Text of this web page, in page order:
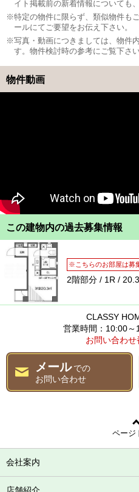
イト掲載前の新着情報についても
※特定の物件に限らず、類似物件も
ールにてご要望をお伝え下さい。
※写真・動画につきましては、物件
す。物件検討時の参考にご覧下さい
物件動画
この建物内の過去募集情報
※こちらのお部屋は募
2階部分 / 1R /
CLASSY
営業時間：10:00～
お問い合わせ
メール での
お問い合わせ
ページ
会社案内